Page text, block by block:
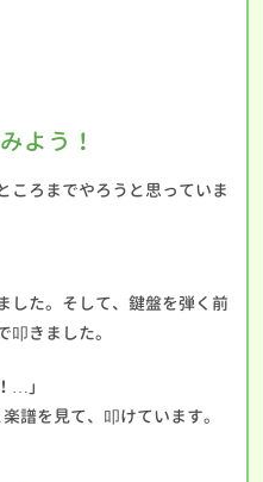
よう！
ころまでやろうと思っていま
した。そして、鍵盤を弾く前
きました。
…」
譜を見て、叩けています。